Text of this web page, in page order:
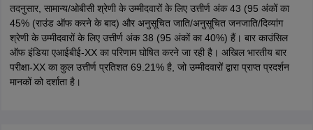
तदनुसार, सामान्य/ओबीसी श्रेणी के उम्मीदवारों के लिए उत्तीर्ण अंक 43 (95 अंकों का
45% (राउंड ऑफ करने के बाद) और अनुसूचित जाति/अनुसूचित जनजाति/दिव्यांग
श्रेणी के उम्मीदवारों के लिए उत्तीर्ण अंक 38 (95 अंकों का 40%) हैं। बार काउंसिल
ऑफ इंडिया एआईबीई-XX का परिणाम घोषित करने जा रही है। अखिल भारतीय बार
परीक्षा-XX का कुल उत्तीर्ण प्रतिशत 69.21% है, जो उम्मीदवारों द्वारा प्राप्त प्रदर्शन
मानकों को दर्शाता है।